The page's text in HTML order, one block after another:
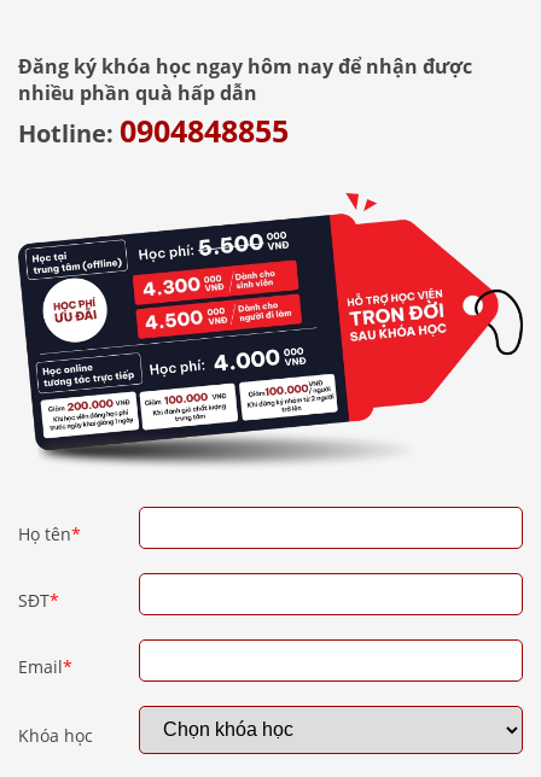
Đăng ký khóa học ngay hôm nay để nhận được
nhiều phần quà hấp dẫn
Hotline: 0904848855
Họ tên*
SĐT*
Email*
Khóa học